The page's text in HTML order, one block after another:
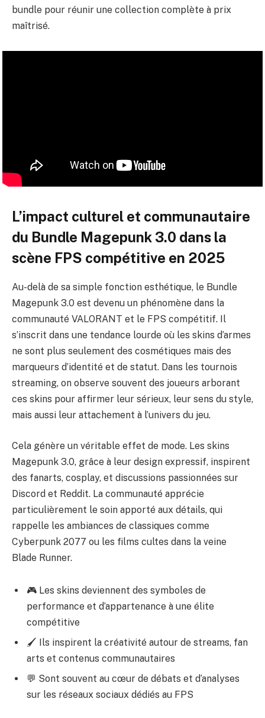
bundle pour réunir une collection complète à prix
maîtrisé.
L’impact culturel et communautaire
du Bundle Magepunk 3.0 dans la
scène FPS compétitive en 2025
Au-delà de sa simple fonction esthétique, le Bundle
Magepunk 3.0 est devenu un phénomène dans la
communauté VALORANT et le FPS compétitif. Il
s’inscrit dans une tendance lourde où les skins d’armes
ne sont plus seulement des cosmétiques mais des
marqueurs d’identité et de statut. Dans les tournois
streaming, on observe souvent des joueurs arborant
ces skins pour affirmer leur sérieux, leur sens du style,
mais aussi leur attachement à l’univers du jeu.
Cela génère un véritable effet de mode. Les skins
Magepunk 3.0, grâce à leur design expressif, inspirent
des fanarts, cosplay, et discussions passionnées sur
Discord et Reddit. La communauté apprécie
particulièrement le soin apporté aux détails, qui
rappelle les ambiances de classiques comme
Cyberpunk 2077 ou les films cultes dans la veine
Blade Runner.
🎮 Les skins deviennent des symboles de
performance et d’appartenance à une élite
compétitive
🖌️ Ils inspirent la créativité autour de streams, fan
arts et contenus communautaires
💬 Sont souvent au cœur de débats et d’analyses
sur les réseaux sociaux dédiés au FPS